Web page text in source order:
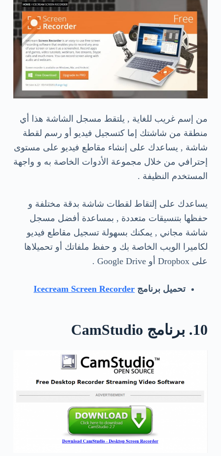
من إسم غريب للغاية , يلتقط مسجل الشاشة هذا أي
منطقة من شاشتك إما كتسجيل فيديو أو رسم لقطة
شاشة , يساعدك على إنشاء مقاطع فيديو على مستوى
إحترافي من خلال مجموعة الأدوات الخاصة به و واجهة
المستخدم النظيفة .
يساعدك على إلتقاط لقطات شاشة بدقة مختلفة و
حفظها بتنسيقات متعددة , بمساعدة أفضل مسجل
شاشة مجاني , يمكنك بسهولة تسجيل مقاطع فيديو
لكاميرا الويب الخاصة بك و حفظ ملفاتك أو تحميلاها
على Dropbox أو Google Drive .
تحميل برنامج Icecream Screen Recorder
10. برنامج CamStudio